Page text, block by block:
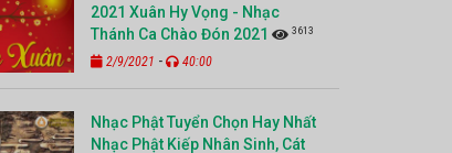
2021 Xuân Hy Vọng - Nhạc
Thánh Ca Chào Đón 2021
3613
2/9/2021 - 40:00
Nhạc Phật Tuyển Chọn Hay Nhất
Nhạc Phật Kiếp Nhân Sinh, Cát